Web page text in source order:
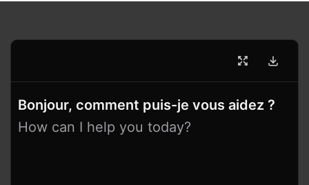
Bonjour, comment puis-je vous aidez ?
How can I help you today?